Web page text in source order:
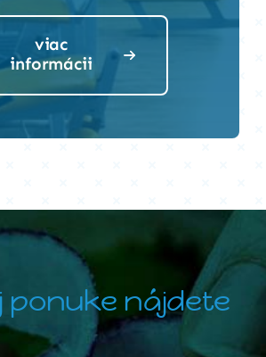
viac
informácii
ponuke nájdete